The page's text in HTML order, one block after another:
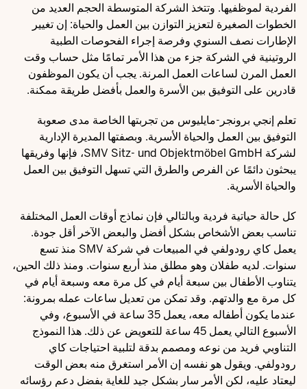
الفردية لموظفيها. وتتخذ الشركة المتوسطة الحجم العديد من
الخطوات الصغيرة لتعزيز التوازن بين العمل والحياة: إن تغيير
الإطارات نصف السنوي وفرصة إجراء الفحوصات الطبية
الروتينية في الشركة جزء من هذا الأمر تمامًا مثل حساب وقت
العمل المرن لساعات العمل المرنة. يجب أن يكون الموظفون
قادرين على التوفيق بين الأسرة والعمل بأفضل طريقة ممكنة.
تعلم إنجي برونجر-مايليوس من تجربتها الخاصة مدى صعوبة
التوفيق بين العمل والحياة الأسرية. وبصفتها المديرة الإدارية
لشركة SMV Sitz- und Objektmöbel GmbH، فإنها وفريقها
يبحثون دائمًا عن الفرص والطرق التي تسهل التوفيق بين العمل
والحياة الأسرية.
كل حالة حياتية فردية وبالتالي فإن نماذج أوقات العمل المختلفة
تناسب بعض الأشخاص بشكل أفضل والبعض الآخر أقل جودة.
يعمل كاي رودولفي في المبيعات في شركة SMV منذ تسع
سنوات. لديه طفلان وهو مطلق منذ أربع سنوات. ومنذ ذلك الحين،
يتناوب الأطفال بين سبعة أيام في كل مرة معه وسبعة أيام في
كل مرة مع والدتهم. وقد تمكن من تعديل ساعات عمله بمرونة:
عندما يكون أطفاله معه، يعمل 35 ساعة في الأسبوع، وفي
الأسبوع التالي يعمل 45 ساعة للتعويض عن ذلك. هذا النموذج
التناوبي فريد من نوعه ومصمم بدقة لتلبية احتياجات كاي
رودولفي. ويقول هو نفسه إن الأمر استغرق منه بعض الوقت
ليعتاد عليه، لكن الأمر سار بشكل جيد للغاية بفضل دعم رؤسائه